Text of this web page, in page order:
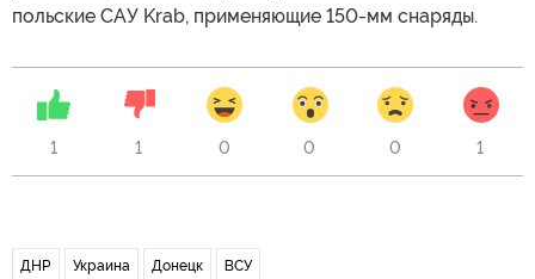
польские САУ Krab, применяющие 150-мм снаряды.
1 1 0 0 0 1
ДНР Украина Донецк ВСУ